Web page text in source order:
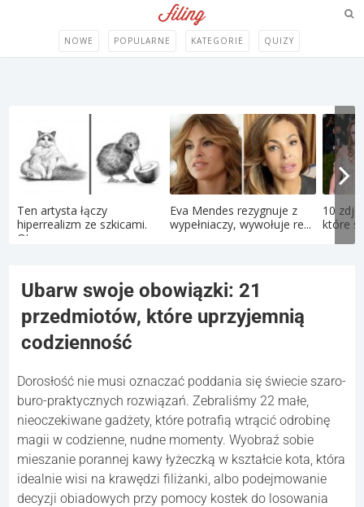
NOWE POPULARNE KATEGORIE QUIZY
Ten artysta łączy
hiperrealizm ze szkicami.
Oto...
Eva Mendes rezygnuje z
wypełniaczy, wywołuje re...
10
które
Ubarw swoje obowiązki: 21
przedmiotów, które uprzyjemnią
codzienność
Dorosłość nie musi oznaczać poddania się świecie szaro-
buro-praktycznych rozwiązań. Zebraliśmy 22 małe,
nieoczekiwane gadżety, które potrafią wtrącić odrobinę
magii w codzienne, nudne momenty. Wyobraź sobie
mieszanie porannej kawy łyżeczką w kształcie kota, która
idealnie wisi na krawędzi filiżanki, albo podejmowanie
decyzji obiadowych przy pomocy kostek do losowania